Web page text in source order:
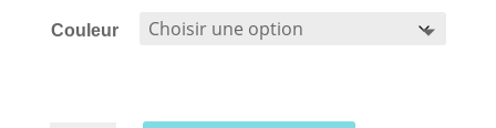
Couleur